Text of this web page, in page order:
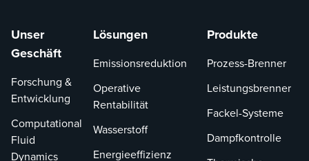
Unser
Geschäft
Forschung &
Entwicklung
Computational
Fluid
Dynamics
Lösungen
Emissionsreduktion
Operative
Rentabilität
Wasserstoff
Energieeffizienz
Produkte
Prozess-Brenner
Leistungsbrenner
Fackel-Systeme
Dampfkontrolle